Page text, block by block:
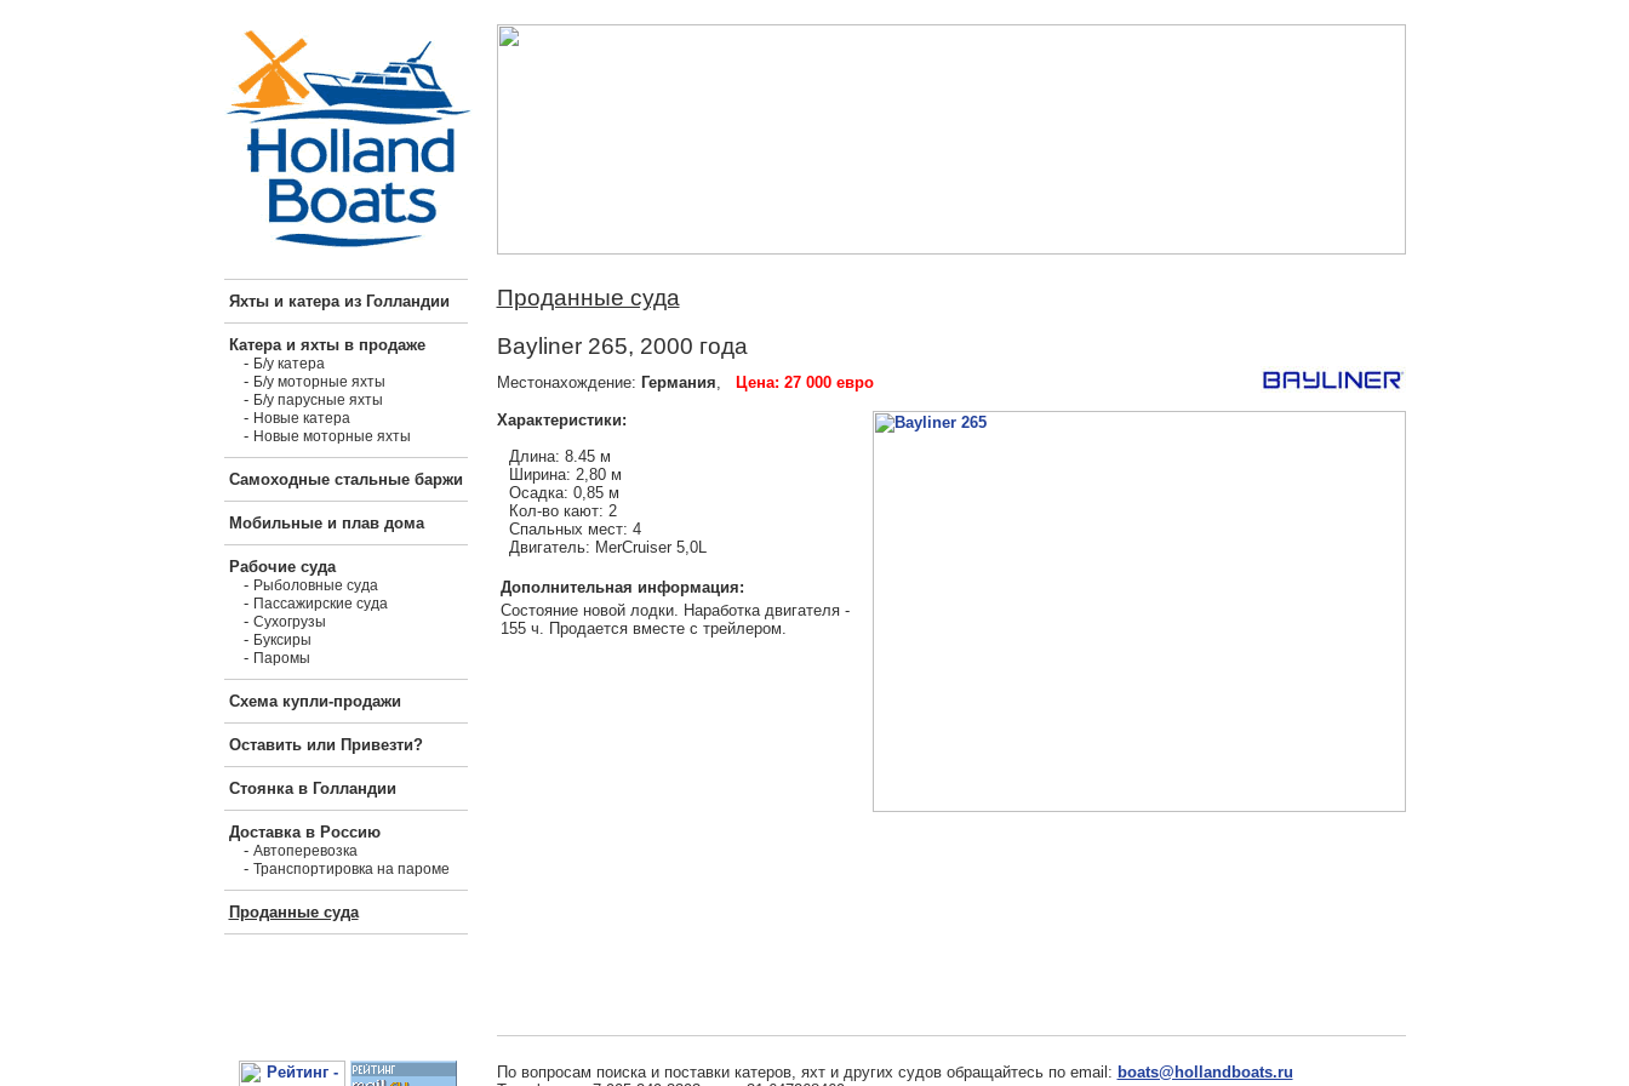
Яхты и катера из Голландии
Катера и яхты в продаже
- Б/у катера
- Б/у моторные яхты
- Б/у парусные яхты
- Новые катера
- Новые моторные яхты
Самоходные стальные баржи
Мобильные и плав дома
Рабочие суда
- Рыболовные суда
- Пассажирские суда
- Сухогрузы
- Буксиры
- Паромы
Схема купли-продажи
Оставить или Привезти?
Стоянка в Голландии
Доставка в Россию
- Автоперевозка
- Транспортировка на пароме
Проданные суда
Проданные суда
Bayliner 265, 2000 года
Местонахождение: Германия Цена: 27 000 евро
Характеристики:
Длина: 8.45 м
Ширина: 2,80 м
Осадка: 0,85 м
Кол-во кают: 2
Спальных мест: 4
Двигатель: MerCruiser 5,0L
Дополнительная информация:
Состояние новой лодки. Наработка двигателя -
155 ч. Продается вместе с трейлером.
По вопросам поиска и поставки катеров, яхт и других судов обращайтесь по email: boats@hollandboats.ru